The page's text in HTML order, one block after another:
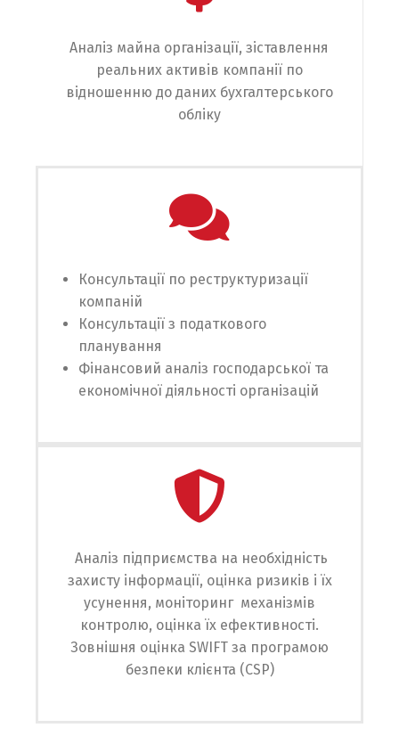
Аналіз майна організації, зіставлення
реальних активів компанії по
відношенню до даних бухгалтерського
обліку
Консультації по реструктуризації
компаній
Консультації з податкового
планування
Фінансовий аналіз господарської та
економічної діяльності організацій
Аналіз підприємства на необхідність
захисту інформації, оцінка ризиків і їх
усунення, моніторинг механізмів
контролю, оцінка їх ефективності.
Зовнішня оцінка SWIFT за програмою
безпеки клієнта (CSP)